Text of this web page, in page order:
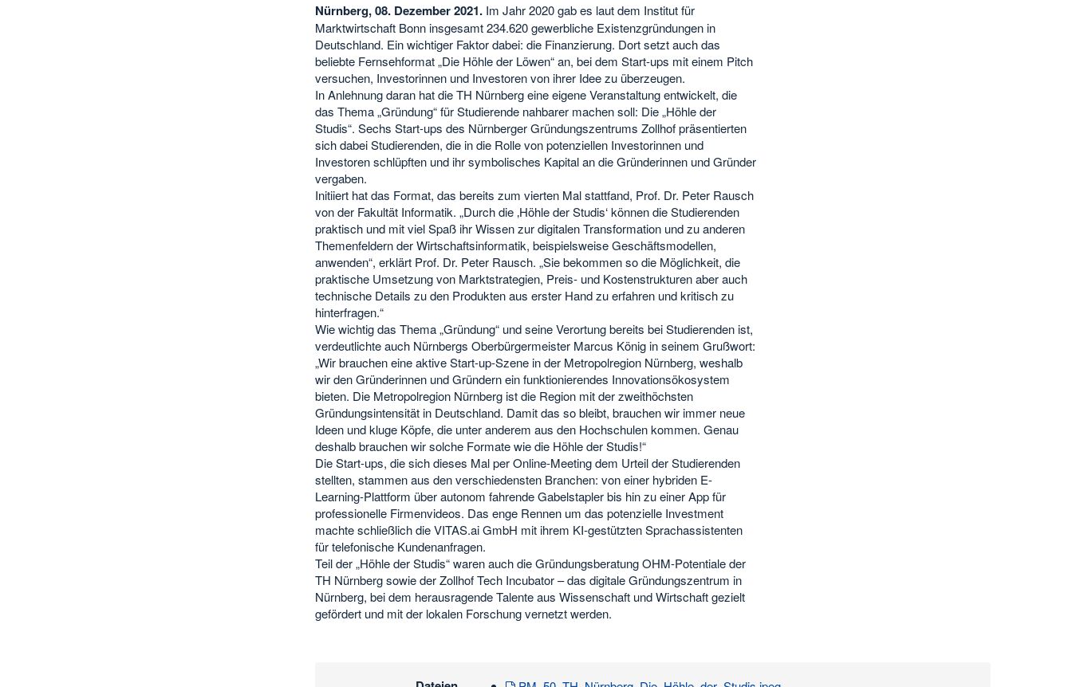
Nürnberg, 08. Dezember 2021.Im Jahr 2020 gab es laut dem Institut für
Marktwirtschaft Bonn insgesamt 234.620 gewerbliche Existenzgründungen in
Deutschland. Ein wichtiger Faktor dabei: die Finanzierung. Dort setzt auch das
beliebte Fernsehformat „Die Höhle der Löwen“ an, bei dem Start-ups mit einem Pitch
versuchen, Investorinnen und Investoren von ihrer Idee zu überzeugen.
In Anlehnung daran hat die TH Nürnberg eine eigene Veranstaltung entwickelt, die
das Thema „Gründung“ für Studierende nahbarer machen soll: Die „Höhle der
Studis“. Sechs Start-ups des Nürnberger Gründungszentrums Zollhof präsentierten
sich dabei Studierenden, die in die Rolle von potenziellen Investorinnen und
Investoren schlüpften und ihr symbolisches Kapital an die Gründerinnen und Gründer
vergaben.
Initiiert hat das Format, das bereits zum vierten Mal stattfand, Prof. Dr. Peter Rausch
von der Fakultät Informatik. „Durch die ‚Höhle der Studis‘ können die Studierenden
praktisch und mit viel Spaß ihr Wissen zur digitalen Transformation und zu anderen
Themenfeldern der Wirtschaftsinformatik, beispielsweise Geschäftsmodellen,
anwenden“, erklärt Prof. Dr. Peter Rausch. „Sie bekommen so die Möglichkeit, die
praktische Umsetzung von Marktstrategien, Preis- und Kostenstrukturen aber auch
technische Details zu den Produkten aus erster Hand zu erfahren und kritisch zu
hinterfragen.“
Wie wichtig das Thema „Gründung“ und seine Verortung bereits bei Studierenden ist,
verdeutlichte auch Nürnbergs Oberbürgermeister Marcus König in seinem Grußwort:
„Wir brauchen eine aktive Start-up-Szene in der Metropolregion Nürnberg, weshalb
wir den Gründerinnen und Gründern ein funktionierendes Innovationsökosystem
bieten. Die Metropolregion Nürnberg ist die Region mit der zweithöchsten
Gründungsintensität in Deutschland. Damit das so bleibt, brauchen wir immer neue
Ideen und kluge Köpfe, die unter anderem aus den Hochschulen kommen. Genau
deshalb brauchen wir solche Formate wie die Höhle der Studis!“
Die Start-ups, die sich dieses Mal per Online-Meeting dem Urteil der Studierenden
stellten, stammen aus den verschiedensten Branchen: von einer hybriden E-
Learning-Plattform über autonom fahrende Gabelstapler bis hin zu einer App für
professionelle Firmenvideos. Das enge Rennen um das potenzielle Investment
machte schließlich die VITAS.ai GmbH mit ihrem KI-gestützten Sprachassistenten
für telefonische Kundenanfragen.
Teil der „Höhle der Studis“ waren auch die Gründungsberatung OHM-Potentiale der
TH Nürnberg sowie der Zollhof Tech Incubator – das digitale Gründungszentrum in
Nürnberg, bei dem herausragende Talente aus Wissenschaft und Wirtschaft gezielt
gefördert und mit der lokalen Forschung vernetzt werden.